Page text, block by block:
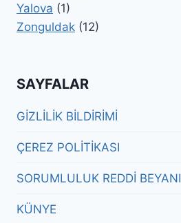
Yalova (1)
Zonguldak (12)
SAYFALAR
GİZLİLİK BİLDİRİMİ
ÇEREZ POLİTİKASI
SORUMLULUK REDDİ BEYANI
KÜNYE